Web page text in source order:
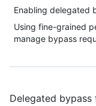
Enabling delegated
Using fine-grained
manage bypass
Delegated